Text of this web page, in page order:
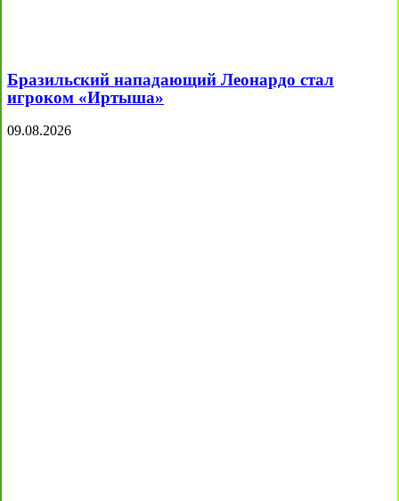
Бразильский нападающий Леонардо стал
игроком «Иртыша»
09.08.2026